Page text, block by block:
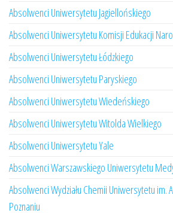
Absolwenci Uniwersytetu Jagiellońskiego
Absolwenci Uniwersytetu Komisji Edukacji
Absolwenci Uniwersytetu Łódzkiego
Absolwenci Uniwersytetu Paryskiego
Absolwenci Uniwersytetu Wiedeńskiego
Absolwenci Uniwersytetu Witolda Wielkiego
Absolwenci Uniwersytetu Yale
Absolwenci Warszawskiego Uniwersytetu
Absolwenci Wydziału Chemii Uniwersytetu im.
Poznaniu